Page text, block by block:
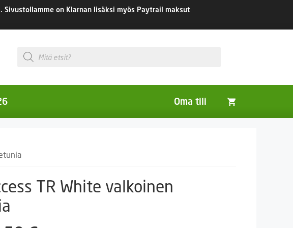
Sivustollamme on Klarnan lisäksi myös Paytrail maksut
Products
search
Oma tili
TR White valkoinen